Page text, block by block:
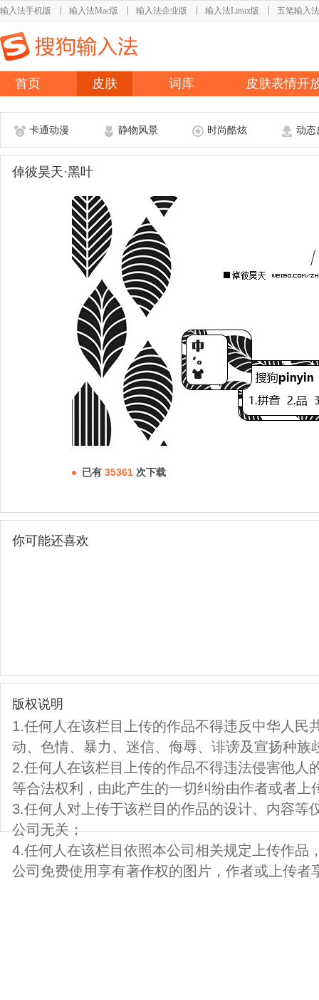
输入法手机版 输入法Mac版 输入法企业版 输入法Linux版 五笔输入法
首页 皮肤 词库 皮肤表情开
卡通动漫 静物风景 时尚酷炫 动态
倬彼昊天·黑叶
已有 35361 次下载
你可能还喜欢
版权说明
1.任何人在该栏目上传的作品不得违反中华人民
动、色情、暴力、迷信、侮辱、诽谤及宣扬种族
2.任何人在该栏目上传的作品不得违法侵害他人
等合法权利，由此产生的一切纠纷由作者或者上
3.任何人对上传于该栏目的作品的设计、内容等
公司无关；
4.任何人在该栏目依照本公司相关规定上传作品
公司免费使用享有著作权的图片，作者或上传者